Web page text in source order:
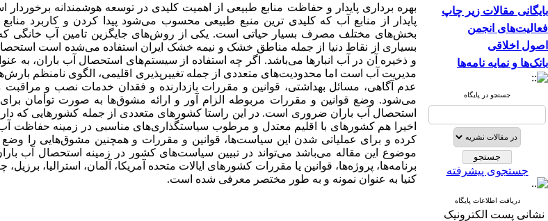
بایگانی مقالات زیر چاپ
فعالیت‌های انجمن
اصول اخلاقی
بانک‌ها و نمایه نامه‌ها
جستجو در پایگاه
جستجوی پیشرفته
دریافت اطلاعات پایگاه
نشانی پست الکترونیک
بهره برداری پایدار و حفاظت منابع طبیعی از اهمیت کلیدی در توسعه هوشمندانه
پایدار از منابع آب که کلیدی ترین منبع طبیعی محسوب می‌شود پیدا کردن و کاربرد
بخش‌های مختلف مصرف بسیار حیاتی است. یکی از روش‌های جایگزین تامین آب خانگی
بسیاری از نقاط دنیا از جمله مناطق خشک و نیمه خشک ایران استفاده می‌شده است
و ذخیره آن در آب انبارها می‌باشد. اگر چه استفاده از سیستم‌های استحصال آب باران، به
مدیریت آب است اما محدودیت‌های متعددی از جمله تغییرپذیری اقلیمی، الگوی نامنظم
عدم آگاهی، مسائل بهداشتی، قوانین و مقررات بازدارنده و فقدان خدمات نصب و
می‌شود. وضع قوانین و مقررات مربوطه الزام آور و ارائه مشوق‌ها به صورت توأمان
استحصال آب باران ضروری است. در این راستا کشورهای متعددی از جمله کشورهایی که
اخیرا هم کشورهای با اقلیم معتدل و مرطوب سیاستگذاری‌های مناسبی در زمینه حفاظت
کرده و برای عملیاتی شدن این سیاست‌ها، قوانین و مقررات و همچنین مشوق‌هایی را وضع
موضوع این مقاله می‌باشد می‌تواند در تبیین سیاست‌های کشور در زمینه استحصال آب باران
برنامه‌ها، پروژه‌ها، قوانین یا مقررات کشورهای ایالات متحده آمریکا، آلمان، استرالیا، برزیل،
کنیا به عنوان نمونه و به طور مختصر معرفی شده است.